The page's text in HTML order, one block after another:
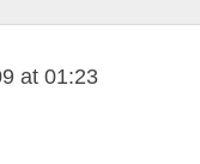
at 01:23